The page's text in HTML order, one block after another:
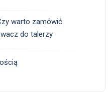
warto zamówić
do talerzy